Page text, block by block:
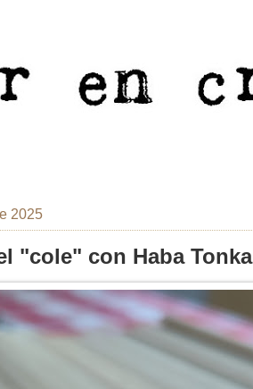
2025
"cole" con Haba Tonka